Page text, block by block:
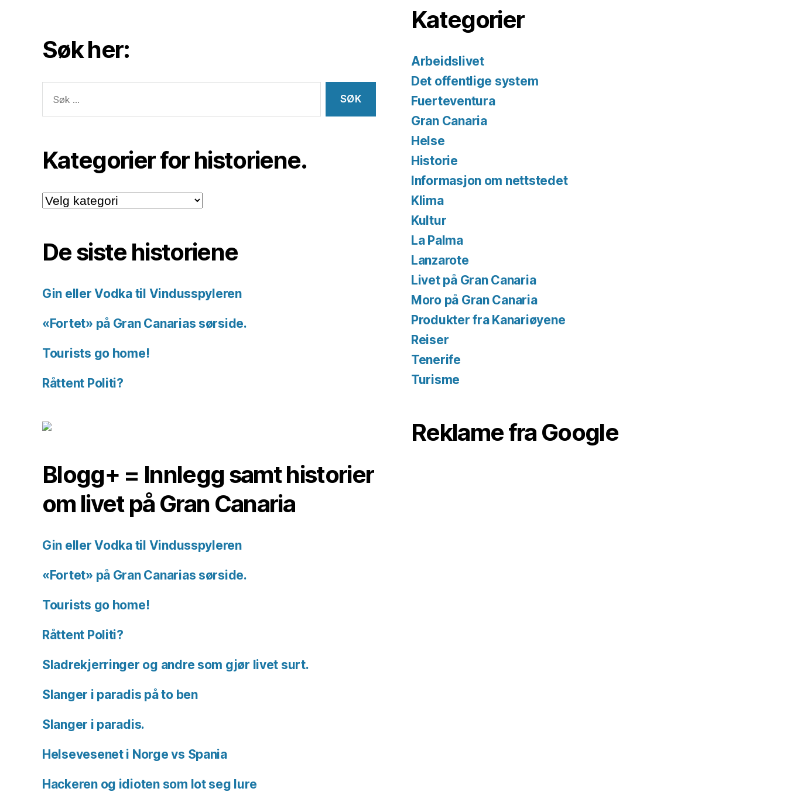
Søk her:
etter:
Kategorier for historiene.
Kategorier
for
De siste historiene
Gin eller Vodka til Vindusspyleren
«Fortet» på Gran Canarias sørside.
Tourists go home!
Råttent Politi?
Blogg+ = Innlegg samt historier
om livet på Gran Canaria
Gin eller Vodka til Vindusspyleren
«Fortet» på Gran Canarias sørside.
Tourists go home!
Råttent Politi?
Sladrekjerringer og andre som gjør livet surt.
Slanger i paradis på to ben
Slanger i paradis.
Helsevesenet i Norge vs Spania
Hackeren og idioten som lot seg lure
Kategorier
Arbeidslivet
Det offentlige system
Fuerteventura
Gran Canaria
Helse
Historie
Informasjon om nettstedet
Klima
Kultur
La Palma
Lanzarote
Livet på Gran Canaria
Moro på Gran Canaria
Produkter fra Kanariøyene
Reiser
Tenerife
Turisme
Reklame fra Google